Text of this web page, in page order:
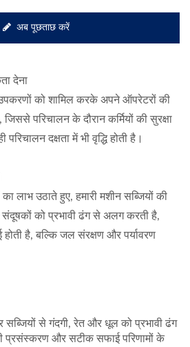
अब पूछताछ करें
देना
उपकरणों को शामिल करके अपने ऑपरेटरों की
परिचालन के दौरान कर्मियों की सुरक्षा
दक्षता में भी वृद्धि होती है।
लाभ उठाते हुए, हमारी मशीन सब्जियों की
को प्रभावी ढंग से अलग करती है,
है, बल्कि जल संरक्षण और पर्यावरण
सब्जियों से गंदगी, रेत और धूल को प्रभावी ढंग
प्रसंस्करण और सटीक सफाई परिणामों के